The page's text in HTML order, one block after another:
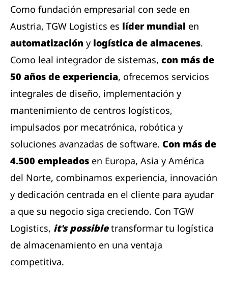
Como fundación empresarial con sede en
Austria, TGW Logistics es líder mundial en
automatización y logística de almacenes.
Como leal integrador de sistemas, con más de
50 años de experiencia, ofrecemos servicios
integrales de diseño, implementación y
mantenimiento de centros logísticos,
impulsados ​​por mecatrónica, robótica y
soluciones avanzadas de software. Con más de
4.500 empleados en Europa, Asia y América
del Norte, combinamos experiencia, innovación
y dedicación centrada en el cliente para ayudar
a que su negocio siga creciendo. Con TGW
Logistics, it's possibletransformar tu logística
de almacenamiento en una ventaja
competitiva.